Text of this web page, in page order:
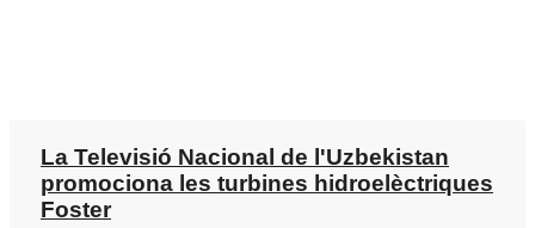
La Televisió Nacional de l'Uzbekistan
promociona les turbines hidroelèctriques
Foster